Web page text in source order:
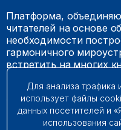
Платформа,
читателей на основе
необходимости
гармоничного
встретить на многих
© 2009 – 2026. Все
Для анализа
использует файлы
данных посетителей и
использования